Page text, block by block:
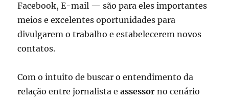
Facebook, E-mail — são para eles importantes
meios e excelentes oportunidades para
divulgarem o trabalho e estabelecerem novos
contatos.
Com o intuito de buscar o entendimento da
relação entre jornalista eassessor no cenário